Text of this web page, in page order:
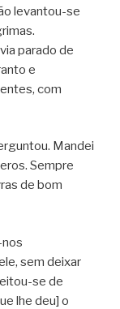
levantou-se
parado de
e
com
Mandei
Sempre
de bom
sem deixar
se de
lhe deu] o